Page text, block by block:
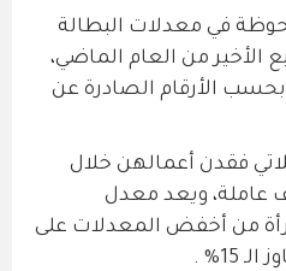
في معدلات البطالة
الأخير من العام الماضي،
22.6 للذكور، بحسب الأرقام الصادرة عن
فقدن أعمالهن خلال
ما يقارب الـ 20 ألف عاملة، ويعد معدل
من أخفض المعدلات على
15% .